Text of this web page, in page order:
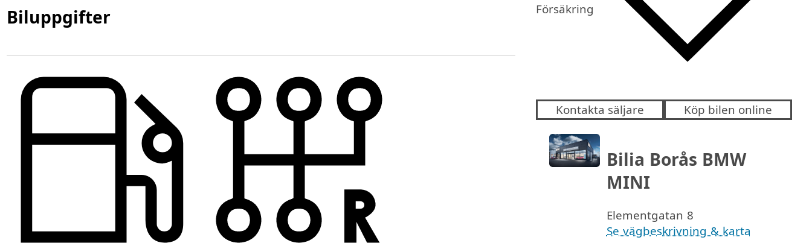
Försäkring
Kontakta säljare Köp bilen online
Bilia Borås BMW
MINI
Elementgatan 8
Se vägbeskrivning & karta
Biluppgifter